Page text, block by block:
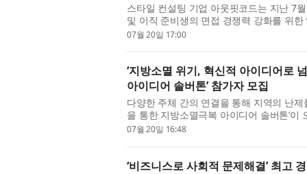
스타일 컨설팅 기업 아웃핏코드는 지난 7
및 이직 준비생의 면접 경쟁력 강화를 위
첨삭 및 면접 예상 질문 생성 서비스와 아
07월 20일 17:00
‘지방소멸 위기, 혁신적 아이디어로
아이디어 솔버톤’ 참가자 모집
다양한 주체 간의 연결을 통해 지역의 난
을 통한 지방소멸극복 아이디어 솔버톤’
해지는 지방소멸 문제에 대응해 민간과 기
07월 20일 16:48
‘비즈니스로 사회적 문제해결’ 최고